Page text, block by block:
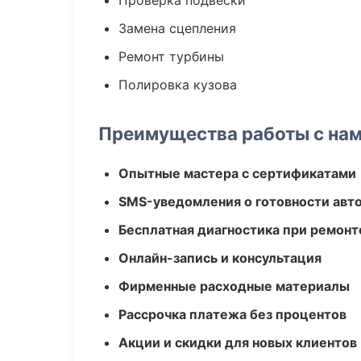
Замена сцепления
Ремонт турбины
Полировка кузова
Преимущества работы с
Опытные мастера с сертификатами
SMS-уведомления о готовности
Бесплатная диагностика при
Онлайн-запись и консультация
Фирменные расходные материалы
Рассрочка платежа без процентов
Акции и скидки для новых клиентов